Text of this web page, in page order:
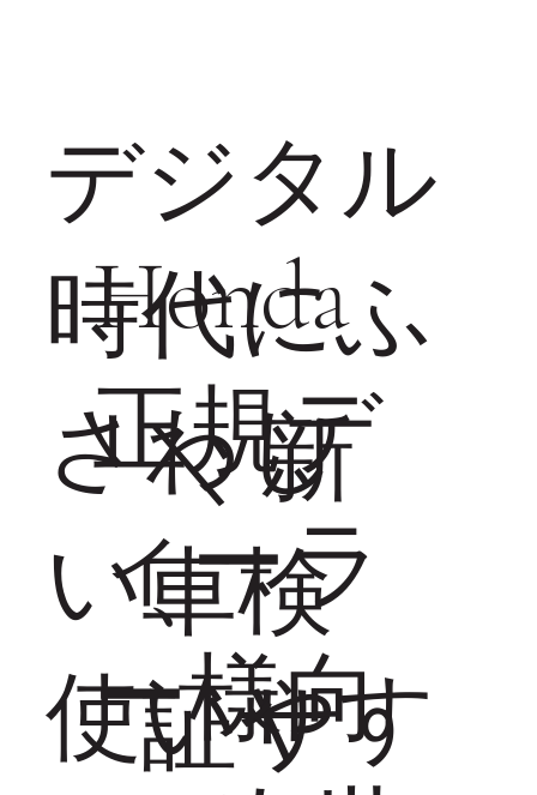
デジタル
時代にふ
さわし
い、
使いやす
＼ 新
車検
証サ
Honda
正規デ
ィーラ
ー様向